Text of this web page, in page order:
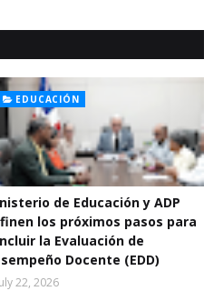
EDUCACIÓN
de Educación y ADP
los próximos pasos para
la Evaluación de
Docente (EDD)
22, 2026